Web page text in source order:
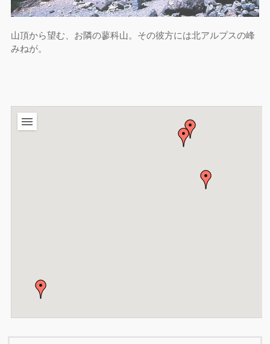
山頂から望む、お隣の蓼科山。その彼方には北アルプスの峰
みねが。